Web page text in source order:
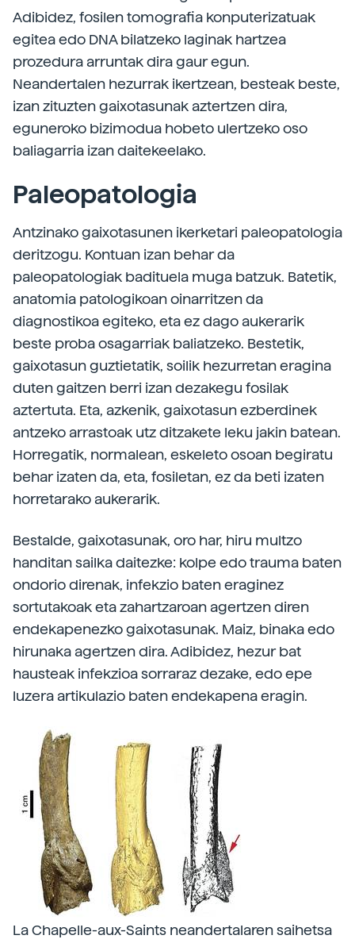
Adibidez, fosilen tomografia konputerizatuak
egitea edo DNA bilatzeko laginak hartzea
prozedura arruntak dira gaur egun.
Neandertalen hezurrak ikertzean, besteak beste,
izan zituzten gaixotasunak aztertzen dira,
eguneroko bizimodua hobeto ulertzeko oso
baliagarria izan daitekeelako.
Paleopatologia
Antzinako gaixotasunen ikerketari paleopatologia
deritzogu. Kontuan izan behar da
paleopatologiak badituela muga batzuk. Batetik,
anatomia patologikoan oinarritzen da
diagnostikoa egiteko, eta ez dago aukerarik
beste proba osagarriak baliatzeko. Bestetik,
gaixotasun guztietatik, soilik hezurretan eragina
duten gaitzen berri izan dezakegu fosilak
aztertuta. Eta, azkenik, gaixotasun ezberdinek
antzeko arrastoak utz ditzakete leku jakin batean.
Horregatik, normalean, eskeleto osoan begiratu
behar izaten da, eta, fosiletan, ez da beti izaten
horretarako aukerarik.
Bestalde, gaixotasunak, oro har, hiru multzo
handitan sailka daitezke: kolpe edo trauma baten
ondorio direnak, infekzio baten eraginez
sortutakoak eta zahartzaroan agertzen diren
endekapenezko gaixotasunak. Maiz, binaka edo
hirunaka agertzen dira. Adibidez, hezur bat
hausteak infekzioa sorraraz dezake, edo epe
luzera artikulazio baten endekapena eragin.
La Chapelle-aux-Saints neandertalaren saihetsa